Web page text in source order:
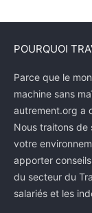
POURQUOI
Parce que le
machine sans
autrement.org a
Nous traitons de
votre
apporter
du secteur du
salariés et les